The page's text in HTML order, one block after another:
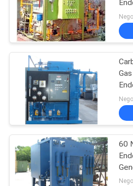
दौरा
गुणवत्ता
नियंत्रण
संपर्क
करें
समाचार
60